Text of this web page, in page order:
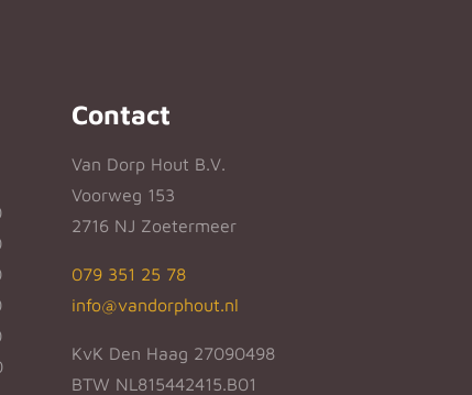
Contact
Van Dorp Hout B.V.
Voorweg 153
2716 NJ Zoetermeer
079 351 25 78
info@vandorphout.nl
KvK Den Haag 27090498
BTW NL815442415.B01